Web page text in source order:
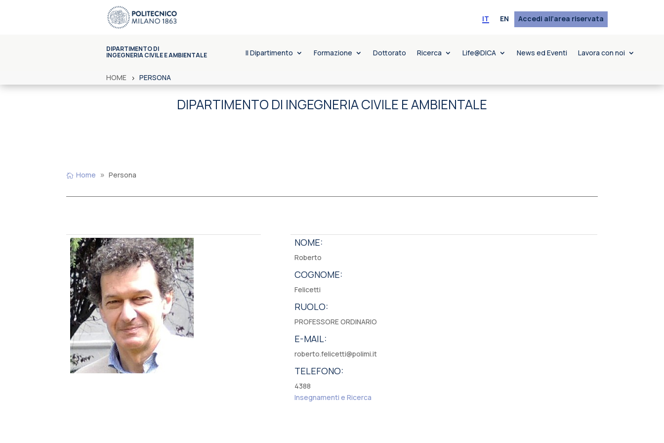
IT EN Accedi all’area riservata
DIPARTIMENTO DI
INGEGNERIA CIVILE E AMBIENTALE Il Dipartimento Formazione Dottorato Ricerca Life@DICA News ed Eventi Lavora con noi
HOME PERSONA
DIPARTIMENTO DI INGEGNERIA CIVILE E AMBIENTALE
Home Persona
NOME:
Roberto
COGNOME:
Felicetti
RUOLO:
PROFESSORE ORDINARIO
E-MAIL:
roberto.felicetti@polimi.it
TELEFONO:
4388
Insegnamenti e Ricerca